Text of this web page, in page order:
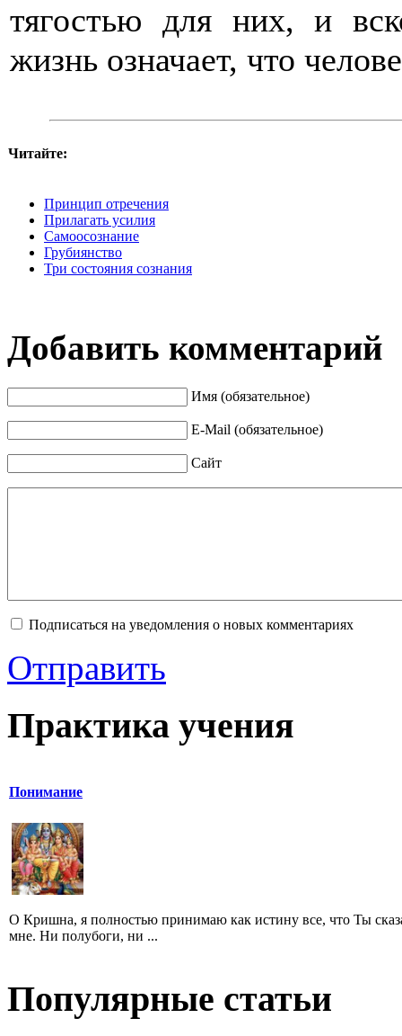
тягостью для них, и
жизнь означает, что
Читайте:
Принцип отречения
Прилагать усилия
Самоосознание
Грубиянство
Три состояния сознания
Добавить комментарий
Имя (обязательное)
E-Mail (обязательное)
Сайт
Подписаться на уведомления о новых комментариях
Отправить
Практика учения
Понимание
O Кришна, я полностью принимаю как истину все, что Ты
мне. Ни полубоги, ни ...
Популярные статьи